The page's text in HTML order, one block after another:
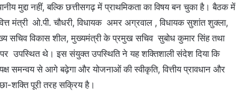
मुद्दा नहीं, बल्कि छत्तीसगढ़ में प्राथमिकता का विषय बन चुका है। बैठक में
मंत्री ओ.पी. चौधरी, विधायक अमर अग्रवाल , विधायक सुशांत शुक्ला,
सचिव विकास शील, मुख्यमंत्री के प्रमुख सचिव सुबोध कुमार सिंह तथा
पर उपस्थित थे। इस संयुक्त उपस्थिति ने यह शक्तिशाली संदेश दिया कि
समन्वय से आगे बढ़ेगा और योजनाओं की स्वीकृति, वित्तीय प्रावधान और
शक्ति पूरी तरह सक्रिय है।